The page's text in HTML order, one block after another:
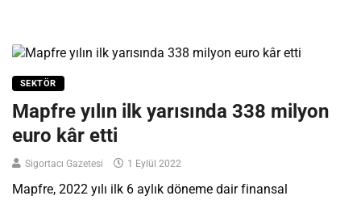
SEKTÖR
Mapfre yılın ilk yarısında 338 milyon
euro kâr etti
Sigortacı Gazetesi 1 Eylül 2022
Mapfre, 2022 yılı ilk 6 aylık döneme dair finansal